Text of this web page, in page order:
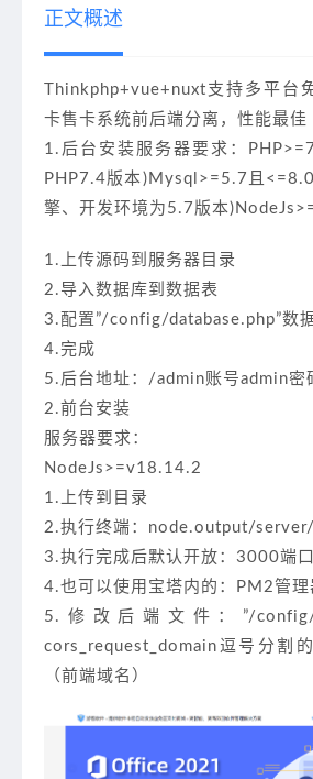
正文概述
Thinkphp+vue+nuxt支持多平台
卡售卡系统前后端分离，性能最佳
1.后台安装服务器要求：
PHP7.4版本)Mysql>=5.7且
擎、开发环境为5.7版本
1.上传源码到服务器目录
2.导入数据库到数据表
3.配置”/config/database.php”数
4.完成
5.后台地址：/admin账号admin密
2.前台安装
服务器要求：
NodeJs>=v18.14.2
1.上传到目录
2.执行终端：node.output/
3.执行完成后默认开放：3000端口
4.也可以使用宝塔内的：PM2管理
5.修改后端文件：”/config/
cors_request_domain逗号分割
（前端域名）